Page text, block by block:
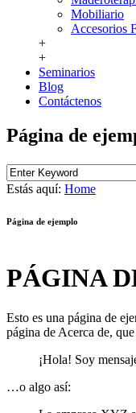
Mobiliario
Accesorios
+
+
Seminarios
Blog
Contáctenos
Página de
Estás aquí: Home
Página de ejemplo
PÁGINA
Esto es una página de
página de Acerca de,
¡Hola! Soy
…o algo así: